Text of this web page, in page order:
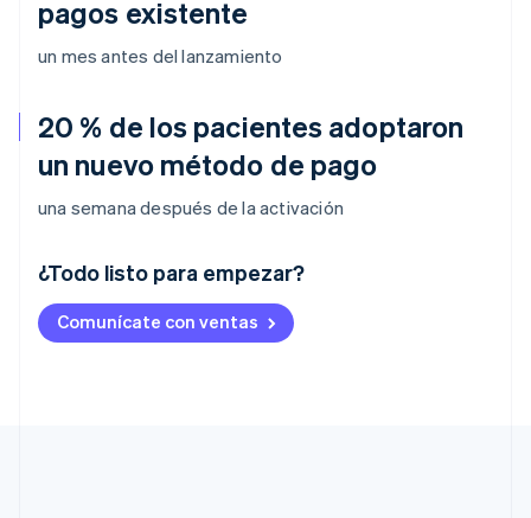
pagos existente
un mes antes del lanzamiento
20 % de los pacientes adoptaron
un nuevo método de pago
una semana después de la activación
¿Todo listo para empezar?
Comunícate con ventas
Alemania
DeutschEnglish
Australia